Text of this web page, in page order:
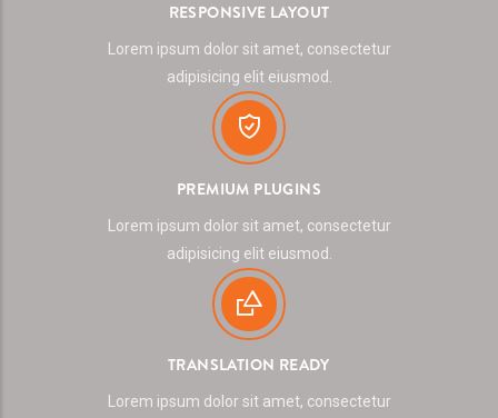
RESPONSIVE LAYOUT
Lorem ipsum dolor sit amet, consectetur
adipisicing elit eiusmod.
PREMIUM PLUGINS
Lorem ipsum dolor sit amet, consectetur
adipisicing elit eiusmod.
TRANSLATION READY
Lorem ipsum dolor sit amet, consectetur